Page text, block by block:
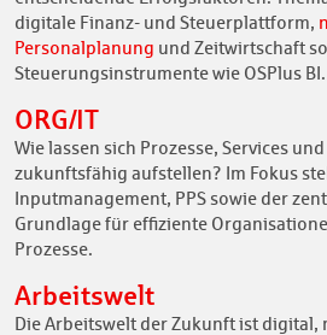
digitale Finanz- und Steuerplattform,
Personalplanung und Zeitwirtschaft
Steuerungsinstrumente wie OSPlus BI.
ORG/IT
Wie lassen sich Prozesse, Services
zukunftsfähig aufstellen? Im Fokus
Inputmanagement, PPS sowie der
Grundlage für effiziente
Prozesse.
Arbeitswelt
Die Arbeitswelt der Zukunft ist digital,